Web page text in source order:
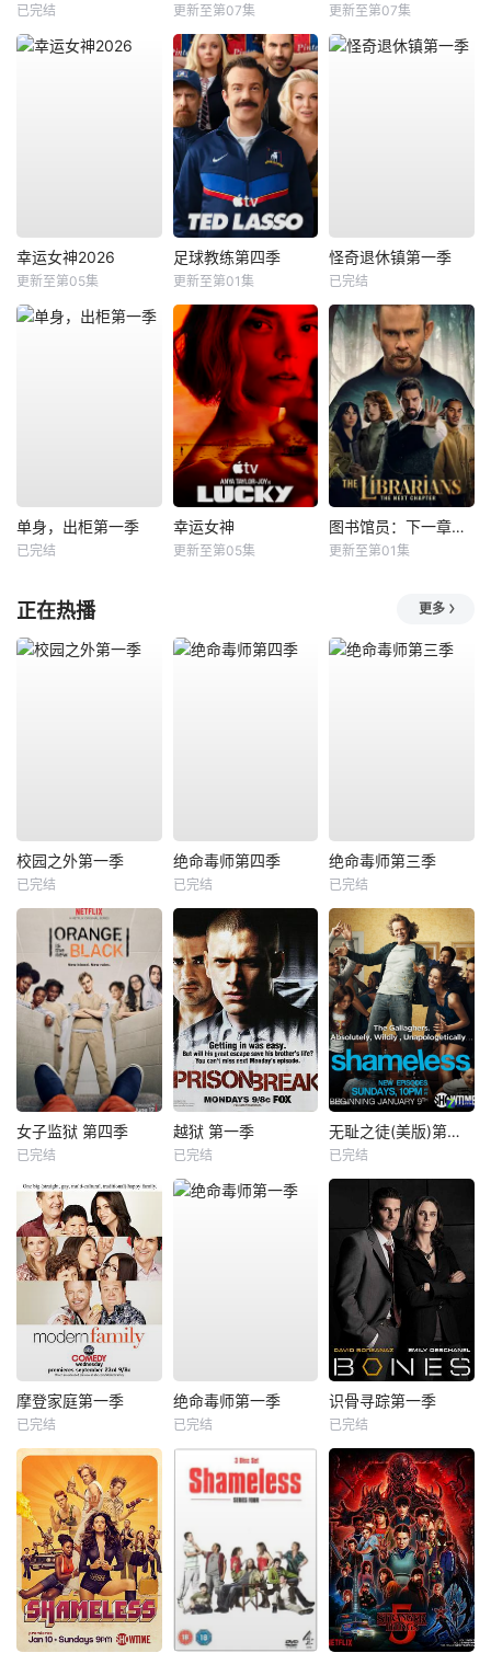
已完结 更新至第07集 更新至第07集
幸运女神2026
更新至第05集
足球教练第四季
更新至第01集
怪奇退休镇第一季
已完结
单身，出柜第一季
已完结
幸运女神
更新至第05集
图书馆员：下一章第二季
更新至第01集
正在热播 更多
校园之外第一季
已完结
绝命毒师第四季
已完结
绝命毒师第三季
已完结
女子监狱 第四季
已完结
越狱 第一季
已完结
无耻之徒(美版)第一季
已完结
摩登家庭第一季
已完结
绝命毒师第一季
已完结
识骨寻踪第一季
已完结